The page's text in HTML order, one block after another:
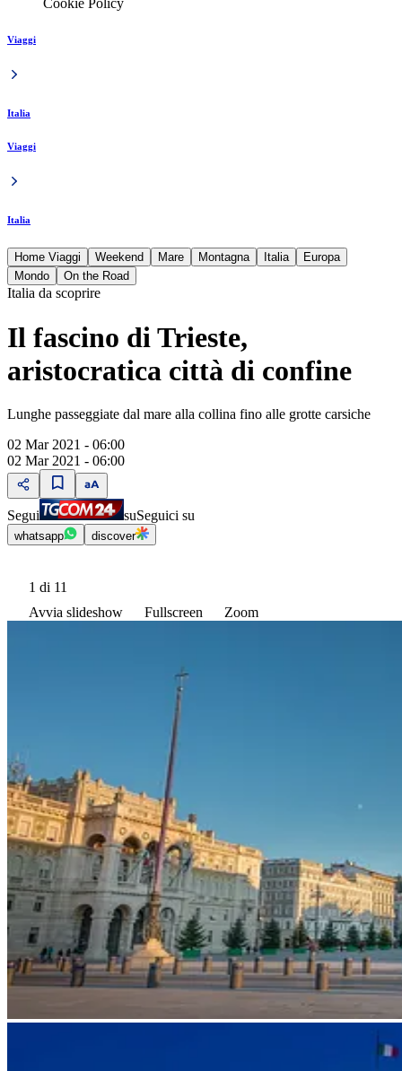
Cookie Policy
Viaggi
Italia
Viaggi
Italia
Home Viaggi Weekend Mare Montagna Italia
Europa
Mondo
On the Road
Italia da scoprire
Il fascino di Trieste,
aristocratica città di confine
Lunghe passeggiate dal mare alla collina fino alle grotte carsiche
02 Mar 2021 - 06:00
02 Mar 2021 - 06:00
Segui suSeguici su
whatsapp discover
1 di 11
Avvia slideshow
Fullscreen Zoom